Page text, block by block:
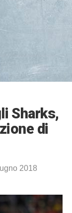
Sharks,
di
2018